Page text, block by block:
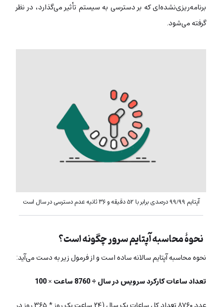
برنامه‌ریزی‌نشده‌ای که بر دسترسی به سیستم تأثیر می‌گذارد، در نظر
گرفته می‌شود.
آپتایم ۹۹/۹۹ درصدی برابر با ۵۲ دقیقه و ۳۶ ثانیه عدم دسترسی در سال است
نحوۀ محاسبه آپتایم سرور چگونه است؟
نحوه محاسبه آپتایم سالانه ساده است و از فرمول زیر به دست می‌آید:
تعداد ساعات کارکرد سرویس در سال ÷ 8760 ساعت × 100